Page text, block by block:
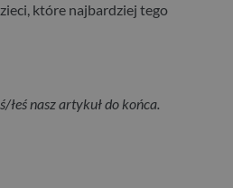
które najbardziej tego
łeś nasz artykuł do końca.